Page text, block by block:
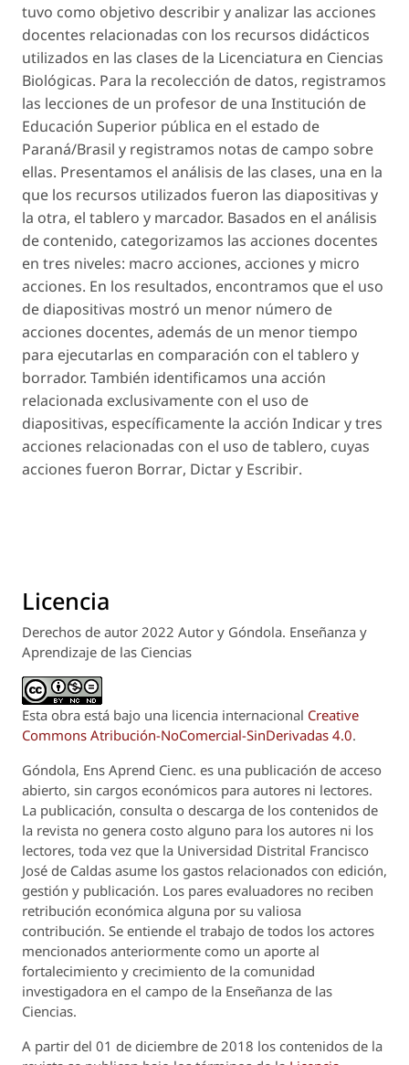
tuvo como objetivo describir y analizar las acciones
docentes relacionadas con los recursos didácticos
utilizados en las clases de la Licenciatura en Ciencias
Biológicas. Para la recolección de datos, registramos
las lecciones de un profesor de una Institución de
Educación Superior pública en el estado de
Paraná/Brasil y registramos notas de campo sobre
ellas. Presentamos el análisis de las clases, una en la
que los recursos utilizados fueron las diapositivas y
la otra, el tablero y marcador. Basados en el análisis
de contenido, categorizamos las acciones docentes
en tres niveles: macro acciones, acciones y micro
acciones. En los resultados, encontramos que el uso
de diapositivas mostró un menor número de
acciones docentes, además de un menor tiempo
para ejecutarlas en comparación con el tablero y
borrador. También identificamos una acción
relacionada exclusivamente con el uso de
diapositivas, específicamente la acción Indicary tres
acciones relacionadas con el uso de tablero, cuyas
acciones fueron Borrar, Dictary Escribir.
Licencia
Derechos de autor 2022 Autor y Góndola. Enseñanza y
Aprendizaje de las Ciencias
Esta obra está bajo una licencia internacional Creative
Commons Atribución-NoComercial-SinDerivadas 4.0.
Góndola, Ens Aprend Cienc. es una publicación de acceso
abierto, sin cargos económicos para autores ni lectores.
La publicación, consulta o descarga de los contenidos de
la revista no genera costo alguno para los autores ni los
lectores, toda vez que la Universidad Distrital Francisco
José de Caldas asume los gastos relacionados con edición,
gestión y publicación. Los pares evaluadores no reciben
retribución económica alguna por su valiosa
contribución. Se entiende el trabajo de todos los actores
mencionados anteriormente como un aporte al
fortalecimiento y crecimiento de la comunidad
investigadora en el campo de la Enseñanza de las
Ciencias.
A partir del 01 de diciembre de 2018 los contenidos de la